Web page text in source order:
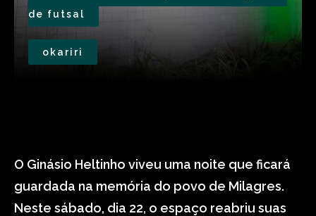
de futsal
okariri
O Ginásio Heltinho viveu uma noite que ficará
guardada na memória do povo de Milagres.
Neste sábado, dia 22, o espaço reabriu suas